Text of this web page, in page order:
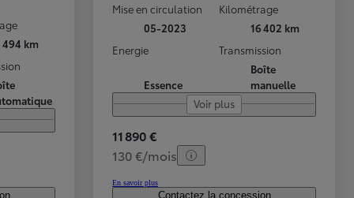
494 km
Mise en circulation
05-2023
Kilométrage
16 402 km
Energie
Essence
Transmission
Boîte
manuelle
Voir plus
11 890 €
130 €/mois
En savoir plus
Contactez la concession